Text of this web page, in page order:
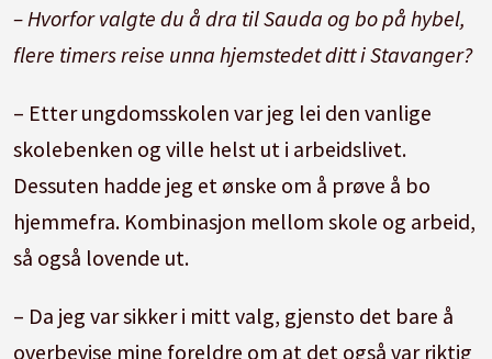
– Hvorfor valgte du å dra til Sauda og bo på hybel,
flere timers reise unna hjemstedet ditt i Stavanger?
– Etter ungdomsskolen var jeg lei den vanlige
skolebenken og ville helst ut i arbeidslivet.
Dessuten hadde jeg et ønske om å prøve å bo
hjemmefra. Kombinasjon mellom skole og arbeid,
så også lovende ut.
– Da jeg var sikker i mitt valg, gjensto det bare å
overbevise mine foreldre om at det også var riktig